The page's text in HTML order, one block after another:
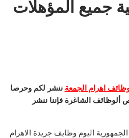
جميع المؤهلات
اهرام الجمعة ننشر لكم وحرصا
الشاغرة فإننا ننشر
اليوم وظايف جريدة الاهرام